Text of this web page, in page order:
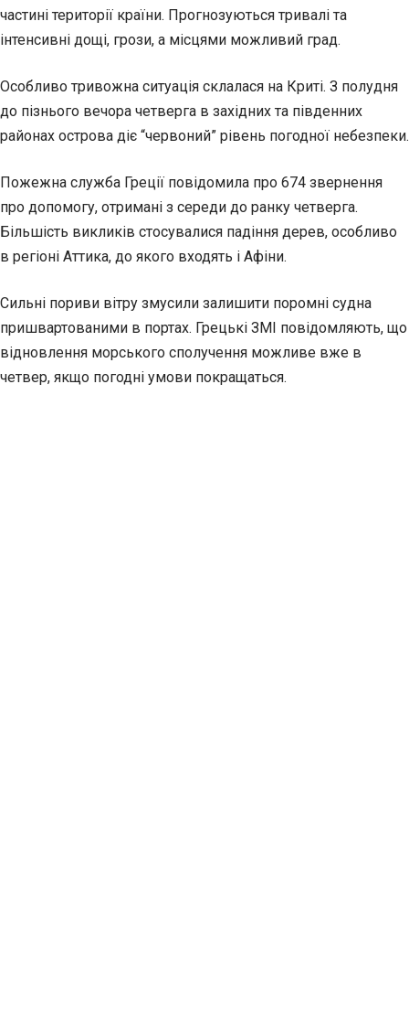
частині території країни. Прогнозуються тривалі та
інтенсивні дощі, грози, а місцями можливий град.
Особливо тривожна ситуація склалася на Криті. З полудня
до пізнього вечора четверга в західних та південних
районах острова діє “червоний” рівень погодної небезпеки.
Пожежна служба Греції повідомила про 674 звернення
про допомогу, отримані з середи до ранку четверга.
Більшість викликів стосувалися падіння дерев, особливо
в регіоні Аттика, до якого входять і Афіни.
Сильні пориви вітру змусили залишити поромні судна
пришвартованими в портах. Грецькі ЗМІ повідомляють, що
відновлення морського сполучення можливе вже в
четвер, якщо погодні умови покращаться.